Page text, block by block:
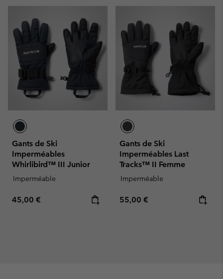
Gants de Ski
Imperméables
Whirlibird™ III Junior
Imperméable
Regular price:
45,00 €
Gants de Ski
Imperméables Last
Tracks™ II Femme
Imperméable
Regular price:
55,00 €